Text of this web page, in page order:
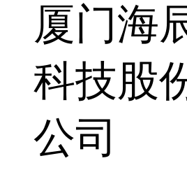
厦门海
科技股
公司